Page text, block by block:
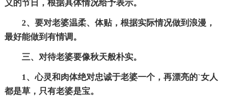
义的节日，根据具体情况给予表示。
2、要对老婆温柔、体贴，根据实际情况做到浪漫，
最好能做到有情调。
三、对待老婆要像秋天般朴实。
1、心灵和肉体绝对忠诚于老婆一个，再漂亮的`女人
都是草，只有老婆是宝。